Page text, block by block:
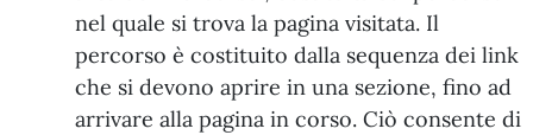
nel quale si trova la pagina visitata. Il
percorso è costituito dalla sequenza dei link
che si devono aprire in una sezione, fino ad
arrivare alla pagina in corso. Ciò consente di